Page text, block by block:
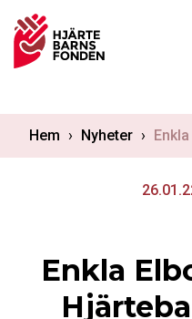
content
Hem › Nyheter ›
Enkla